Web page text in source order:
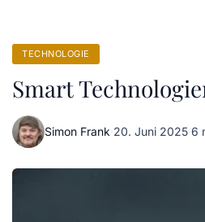
TECHNOLOGIE
Smart
Simon Frank·20. Juni 2025·6